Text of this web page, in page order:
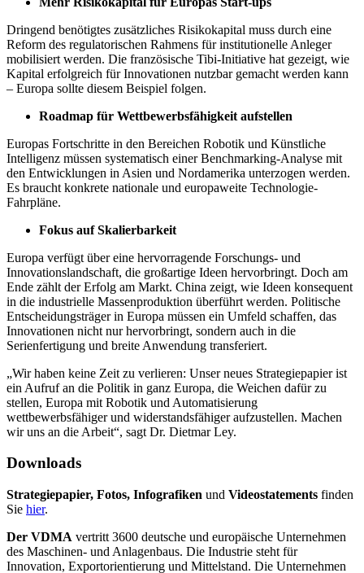
Dringend benötigtes zusätzliches Risikokapital muss durch eine
Reform des regulatorischen Rahmens für institutionelle Anleger
mobilisiert werden. Die französische Tibi-Initiative hat gezeigt, wie
Kapital erfolgreich für Innovationen nutzbar gemacht werden kann
– Europa sollte diesem Beispiel folgen.
Roadmap für Wettbewerbsfähigkeit aufstellen
Europas Fortschritte in den Bereichen Robotik und Künstliche
Intelligenz müssen systematisch einer Benchmarking-Analyse mit
den Entwicklungen in Asien und Nordamerika unterzogen werden.
Es braucht konkrete nationale und europaweite Technologie-
Fahrpläne.
Fokus auf Skalierbarkeit
Europa verfügt über eine hervorragende Forschungs- und
Innovationslandschaft, die großartige Ideen hervorbringt. Doch am
Ende zählt der Erfolg am Markt. China zeigt, wie Ideen konsequent
in die industrielle Massenproduktion überführt werden. Politische
Entscheidungsträger in Europa müssen ein Umfeld schaffen, das
Innovationen nicht nur hervorbringt, sondern auch in die
Serienfertigung und breite Anwendung transferiert.
„Wir haben keine Zeit zu verlieren: Unser neues Strategiepapier ist
ein Aufruf an die Politik in ganz Europa, die Weichen dafür zu
stellen, Europa mit Robotik und Automatisierung
wettbewerbsfähiger und widerstandsfähiger aufzustellen. Machen
wir uns an die Arbeit“, sagt Dr. Dietmar Ley.
Downloads
Strategiepapier, Fotos, Infografiken und Videostatements finden
Sie hier.
Der VDMA vertritt 3600 deutsche und europäische Unternehmen
des Maschinen- und Anlagenbaus. Die Industrie steht für
Innovation, Exportorientierung und Mittelstand. Die Unternehmen